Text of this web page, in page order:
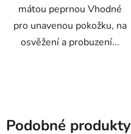
mátou peprnou Vhodné
pro unavenou pokožku, na
osvěžení a probuzení...
Podobné produkty